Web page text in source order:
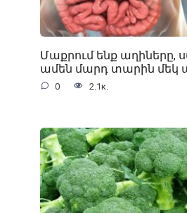
Մաքրում ենք աղիները,
ամեն մարդ տարին մեկ
0 2.1к.